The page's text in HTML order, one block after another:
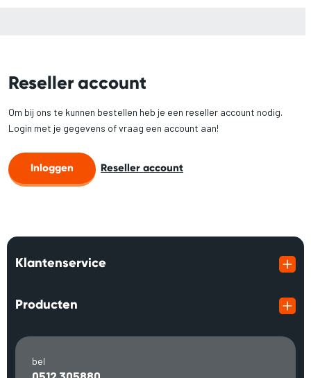
Reseller account
Om bij ons te kunnen bestellen heb je een reseller account nodig.
Login met je gegevens of vraag een account aan!
Inloggen Reseller account
Klantenservice
Producten
bel